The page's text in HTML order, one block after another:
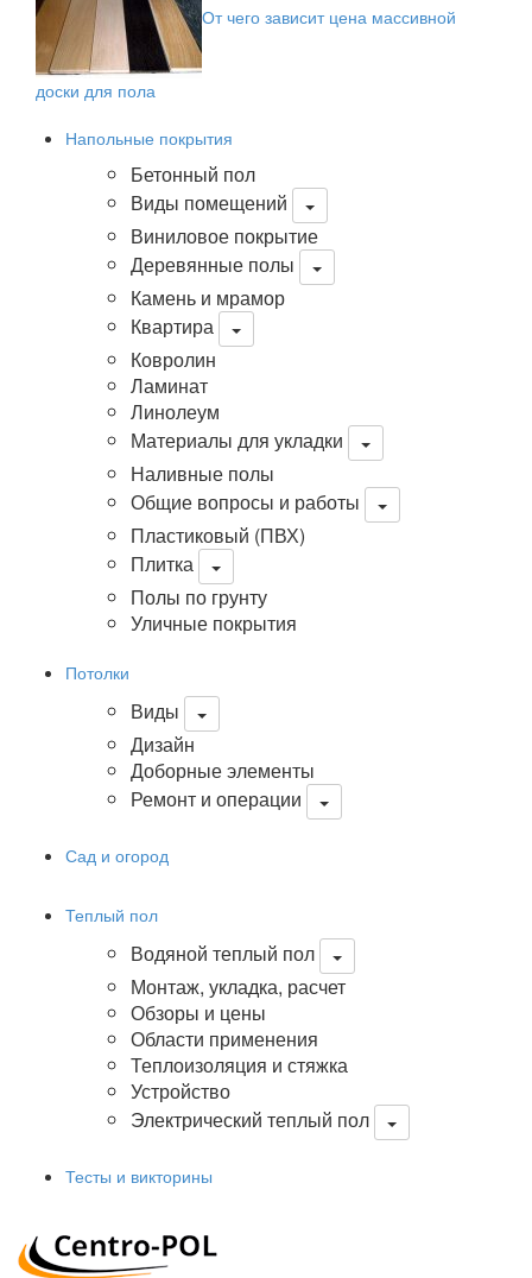
От чего зависит цена массивной
доски для пола
Напольные покрытия
Бетонный пол
Виды помещений
Виниловое покрытие
Деревянные полы
Камень и мрамор
Квартира
Ковролин
Ламинат
Линолеум
Материалы для укладки
Наливные полы
Общие вопросы и работы
Пластиковый (ПВХ)
Плитка
Полы по грунту
Уличные покрытия
Потолки
Виды
Дизайн
Доборные элементы
Ремонт и операции
Сад и огород
Теплый пол
Водяной теплый пол
Монтаж, укладка, расчет
Обзоры и цены
Области применения
Теплоизоляция и стяжка
Устройство
Электрический теплый пол
Тесты и викторины